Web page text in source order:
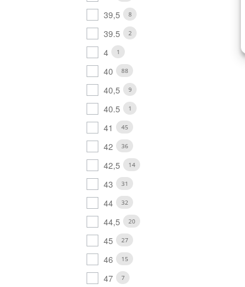
39,5 8
39.5 2
4 1
40 88
40,5 9
40.5 1
41 45
42 36
42,5 14
43 31
44 32
44,5 20
45 27
46 15
47 7